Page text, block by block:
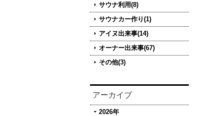
サウナ利用(8)
サウナカー作り(1)
アイヌ出来事(14)
オーナー出来事(67)
その他(3)
アーカイブ
2026年